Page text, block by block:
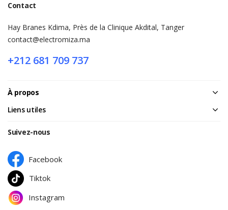
Contact
Hay Branes Kdima, Près de la Clinique Akdital, Tanger
contact@electromiza.ma
+212 681 709 737
À propos
Liens utiles
Suivez-nous
Facebook
Tiktok
Instagram